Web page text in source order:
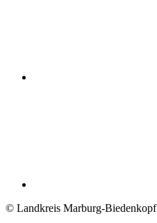
© Landkreis Marburg-Biedenkopf